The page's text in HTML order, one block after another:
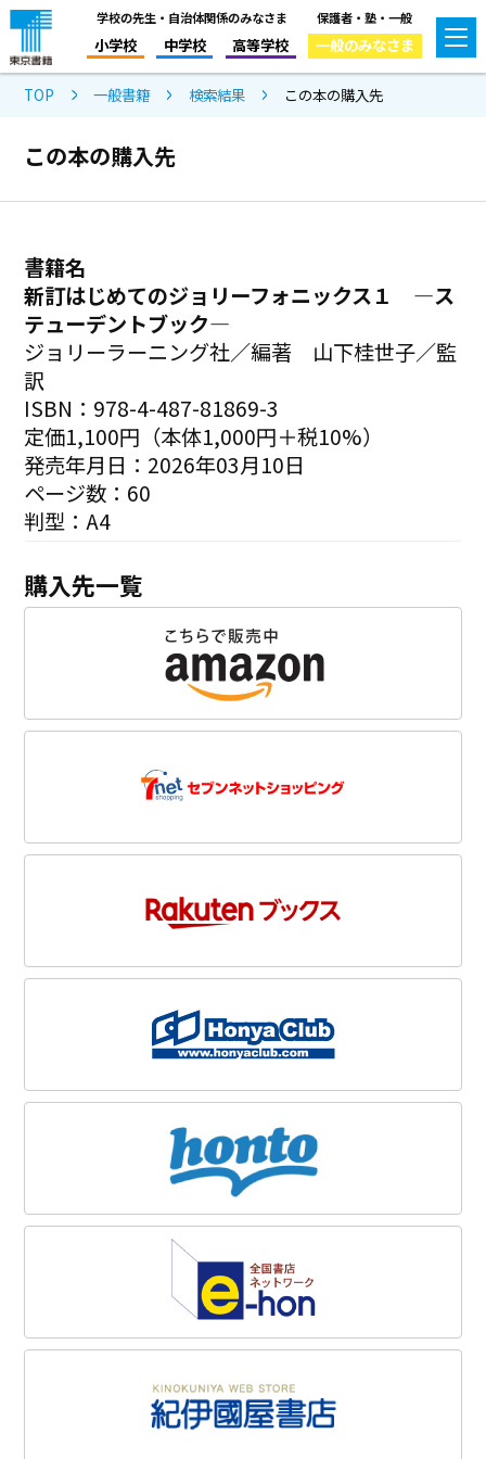
学校の先生・自治体関係のみなさま
小学校 中学校 高等学校
保護者・塾・一般
一般のみなさま
TOP 一般書籍 検索結果 この本の購入先
この本の購入先
書籍名
新訂はじめてのジョリーフォニックス１ ―ス
テューデントブック―
ジョリーラーニング社／編著 山下桂世子／監
訳
ISBN：978-4-487-81869-3
定価1,100円（本体1,000円＋税10%）
発売年月日：2026年03月10日
ページ数：60
判型：A4
購入先一覧